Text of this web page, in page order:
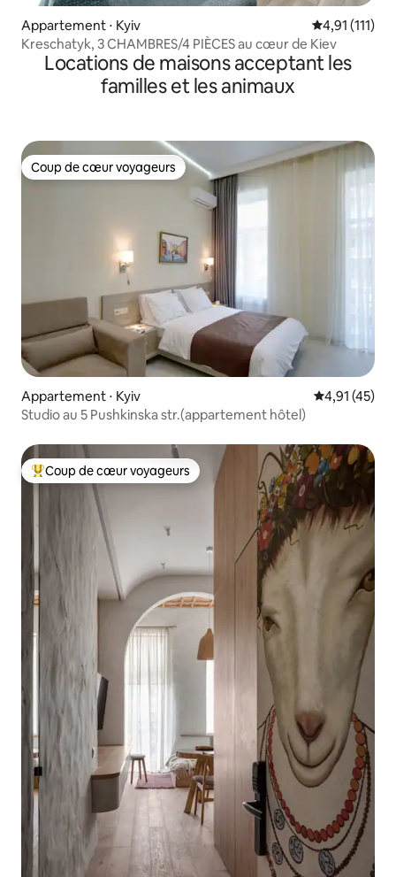
Appartement ⋅ Kyiv Évaluation
4,91 (111)
Kreschatyk, 3 CHAMBRES/4 PIÈCES au cœur de Kiev
Locations de maisons acceptant les
familles et les animaux
Coup de cœur voyageurs
Coup de cœur voyageurs
Appartement ⋅ Kyiv Évaluation
4,91 (45)
Studio au 5 Pushkinska str.(appartement hôtel)
Coups de cœur voyageurs les plus appréciés
Coup de cœur voyageurs